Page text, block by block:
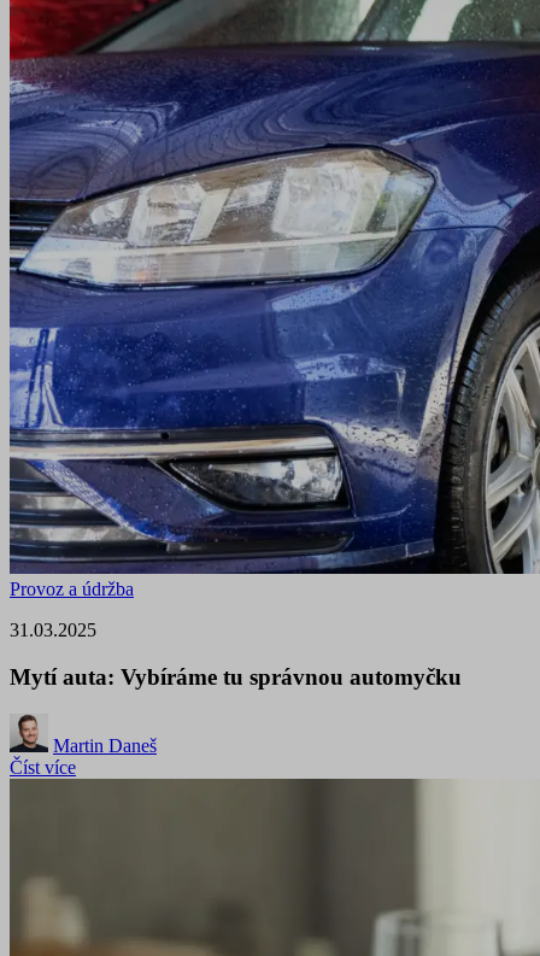
Provoz a údržba
31.03.2025
Mytí auta: Vybíráme tu správnou automyčku
Martin Daneš
Číst více